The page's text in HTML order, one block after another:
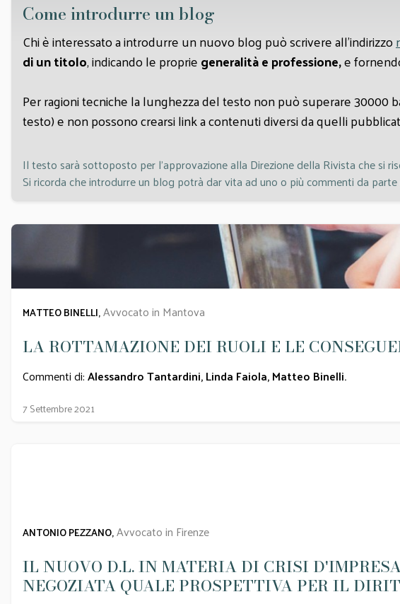
Come introdurre un blog
Chi è interessato a introdurre un nuovo blog può scrivere all'indirizzo
di un titolo, indicando le propriegeneralità e professione,e
Per ragioni tecniche la lunghezza del testo non può superare
testo) e non possono crearsi link a contenuti diversi da quelli
Il testo sarà sottoposto per l'approvazione alla Direzione della Rivista che si
Si ricorda che introdurre un blog potrà dar vita ad uno o più commenti da
MATTEO BINELLI,Avvocato in Mantova
LA ROTTAMAZIONE DEI RUOLI E LE
Commenti di:Alessandro Tantardini,Linda Faiola,Matteo Binelli.
7 Settembre 2021
ANTONIO PEZZANO,Avvocato in Firenze
IL NUOVO D.L. IN MATERIA DI CRISI
NEGOZIATA QUALE PROSPETTIVA PER IL